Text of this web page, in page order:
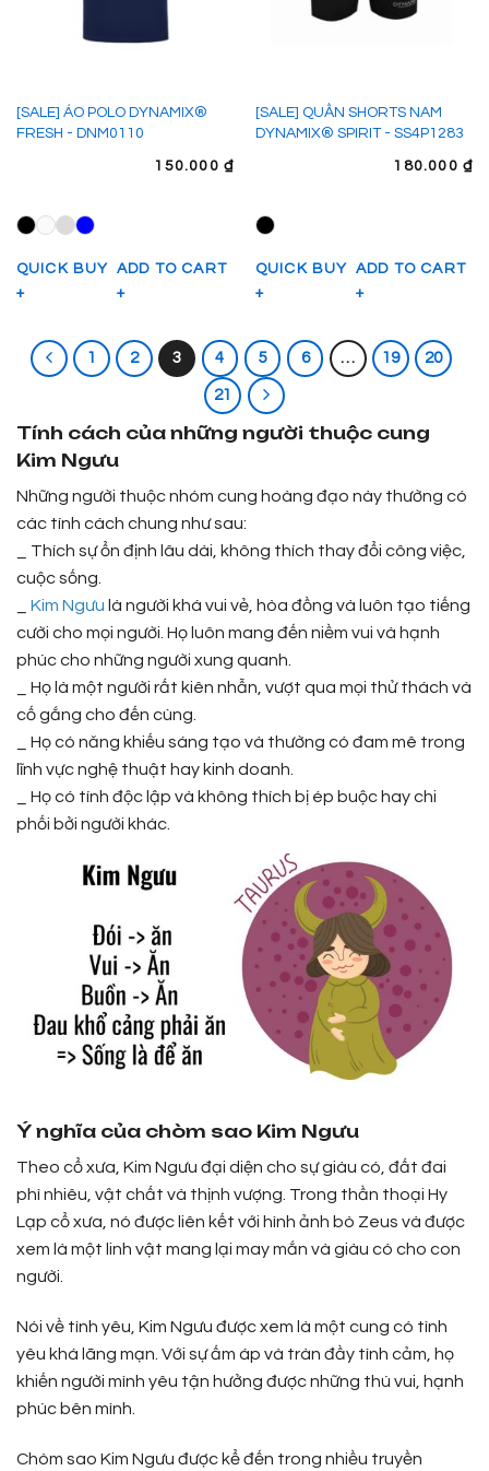
[SALE] ÁO POLO DYNAMIX®
FRESH - DNM0110
150.000 ₫
QUICK BUY
+
ADD TO CART
+
[SALE] QUẦN SHORTS NAM
DYNAMIX® SPIRIT - SS4P1283
180.000 ₫
QUICK BUY
+
ADD TO CART
+
1 2 3 4 5 6 … 19 20
21
Tính cách của những người thuộc cung
Kim Ngưu
Những người thuộc nhóm cung hoàng đạo này thường có
các tính cách chung như sau:
_ Thích sự ổn định lâu dài, không thích thay đổi công việc,
cuộc sống.
Kim Ngưu là người khá vui vẻ, hòa đồng và luôn tạo tiếng
cười cho mọi người. Họ luôn mang đến niềm vui và hạnh
phúc cho những người xung quanh.
_ Họ là một người rất kiên nhẫn, vượt qua mọi thử thách và
cố gắng cho đến cùng.
_ Họ có năng khiếu sáng tạo và thường có đam mê trong
lĩnh vực nghệ thuật hay kinh doanh.
_ Họ có tính độc lập và không thích bị ép buộc hay chi
phối bởi người khác.
Ý nghĩa của chòm sao Kim Ngưu
Theo cổ xưa, Kim Ngưu đại diện cho sự giàu có, đất đai
phì nhiêu, vật chất và thịnh vượng. Trong thần thoại Hy
Lạp cổ xưa, nó được liên kết với hình ảnh bò Zeus và được
xem là một linh vật mang lại may mắn và giàu có cho con
người.
Nói về tình yêu, Kim Ngưu được xem là một cung có tình
yêu khá lãng mạn. Với sự ấm áp và tràn đầy tình cảm, họ
khiến người mình yêu tận hưởng được những thú vui, hạnh
phúc bên mình.
Chòm sao Kim Ngưu được kể đến trong nhiều truyền